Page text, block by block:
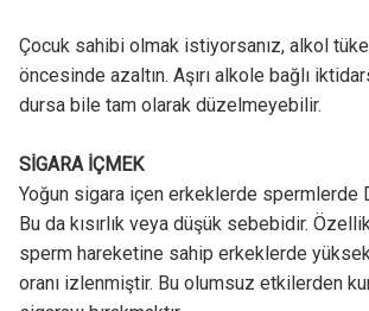
Çocuk sahibi olmak istiyorsanız, alkol
öncesinde azaltın. Aşırı alkole bağlı
dursa bile tam olarak düzelmeyebilir.
SİGARA İÇMEK
Yoğun sigara içen erkeklerde spermlerde
Bu da kısırlık veya düşük sebebidir.
sperm hareketine sahip erkeklerde
oranı izlenmiştir. Bu olumsuz etkilerden